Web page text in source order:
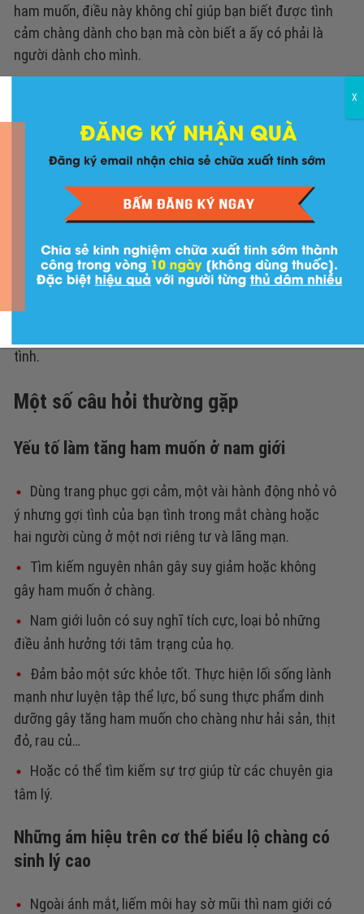
ham muốn, điều này không chỉ giúp bạn biết được tình
cảm chàng dành cho bạn mà còn biết a ấy có phải là
người dành cho mình.
Khi trao đổi, nói chuyện thì nên tránh nhắc đến đề
tài tình dục.
Không nên vội vàng mà trước khi lên giường với
nhau hãy thống nhất quan điểm với nhau và đảm bảo
khám phá cơ thể người kia.
Nam giới muốn kìm hãm lại dục vọng của mình thì
nên giữ tâm lý ổn định, hạn chế xem phim khiêu dâm
tình.
Một số câu hỏi thường gặp
Yếu tố làm tăng ham muốn ở nam giới
Dùng trang phục gợi cảm, một vài hành động nhỏ vô
ý nhưng gợi tình của bạn tình trong mắt chàng hoặc
hai người cùng ở một nơi riêng tư và lãng mạn.
Tìm kiếm nguyên nhân gây suy giảm hoặc không
gây ham muốn ở chàng.
Nam giới luôn có suy nghĩ tích cực, loại bỏ những
điều ảnh hưởng tới tâm trạng của họ.
Đảm bảo một sức khỏe tốt. Thực hiện lối sống lành
mạnh như luyện tập thể lực, bổ sung thực phẩm dinh
dưỡng gây tăng ham muốn cho chàng như hải sản, thịt
đỏ, rau củ…
Hoặc có thể tìm kiếm sự trợ giúp từ các chuyên gia
tâm lý.
Những ám hiệu trên cơ thể biểu lộ chàng có
sinh lý cao
Ngoài ánh mắt, liếm môi hay sờ mũi thì nam giới có
X